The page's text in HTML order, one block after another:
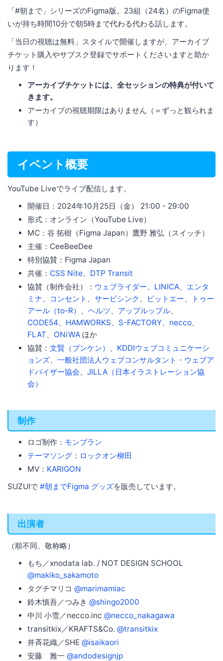
「#朝まで」シリーズのFigma版。23組（24名）のFigma使
いが持ち時間10分で朝5時まで代わる代わる話します。
「当日の視聴は無料」スタイルで開催しますが、アーカイブ
チケット購入やサブスク登録でサポートくださいますと助か
ります！
アーカイブチケットには、全セッションの特典が付いて
きます。
アーカイブの視聴期限はありません（＝ずっと観られま
す）
イベント概要
YouTube Liveでライブ配信します。
開催日：2024年10月25日（金） 21:00 - 29:00
形式：オンライン（YouTube Live）
MC：谷 拓樹（Figma Japan）鷹野 雅弘（スイッチ）
主催：CeeBeeDee
特別協賛：Figma Japan
共催： CSS Nite
DTP Transit
協賛（制作会社）： ウェブライダー LINICA
エンタ
ミナ
コンセント サービシンク ビットエー
トゥー
アール（to-R）
ヘルツ アップルップル
CODE54
HAMWORKS S-FACTORY necco
FLAT
ONiWA ほか
協賛： 文賢（ブンケン）
KDDIウェブコミュニケーシ
ョンズ
一般社団法人ウェブコンサルタント・ウェブア
ドバイザー協会
JILLA（日本イラストレーション協
会）
制作
ロゴ制作： モンブラン
テーマソング ： ロックオン柳田
MV： KARIGON
SUZUIで #朝までFigma グッズを販売しています。
出演者
（順不同、敬称略）
もち／xnodata lab. / NOT DESIGN SCHOOL
@makiko_sakamoto
タグチマリコ @marimamiac
鈴木慎吾／つみき @shingo2000
中川 小雪／necco.inc @necco_nakagawa
transitkix／KRAFTS&Co. @transitkix
井斉花織／SHE @isaikaori
安藤 雅一 @andodesignjp